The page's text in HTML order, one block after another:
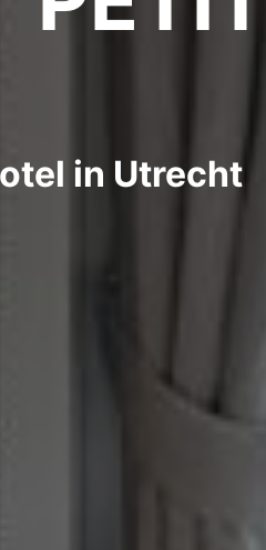
in Utrecht